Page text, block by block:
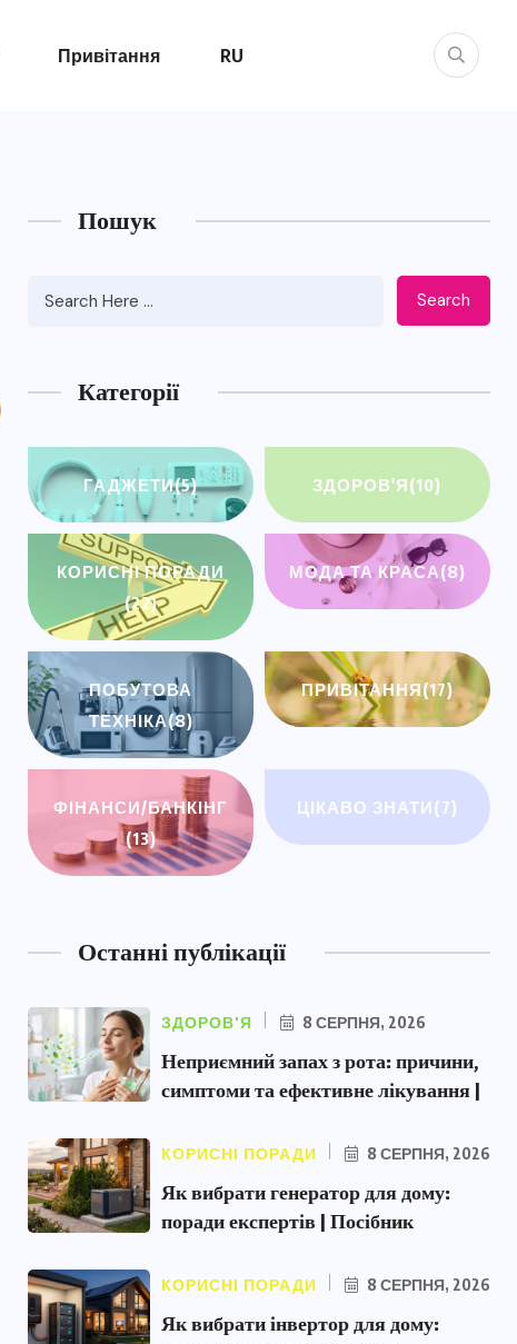
Привітання RU
Пошук
Search
Категорії
ГАДЖЕТИ(5) ЗДОРОВ'Я(10)
КОРИСНІ ПОРАДИ
(22)
МОДА ТА КРАСА(8)
ПОБУТОВА
ТЕХНІКА(8)
ПРИВІТАННЯ(17)
ФІНАНСИ/БАНКІНГ
(13)
ЦІКАВО ЗНАТИ(7)
Останні публікації
ЗДОРОВ'Я 8 СЕРПНЯ, 2026
Неприємний запах з рота: причини,
симптоми та ефективне лікування |
КОРИСНІ ПОРАДИ 8 СЕРПНЯ, 2026
Як вибрати генератор для дому:
поради експертів | Посібник
КОРИСНІ ПОРАДИ 8 СЕРПНЯ, 2026
Як вибрати інвертор для дому: